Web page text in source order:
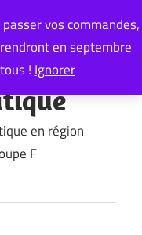
vos commandes,
en septembre
! Ignorer
en région
F